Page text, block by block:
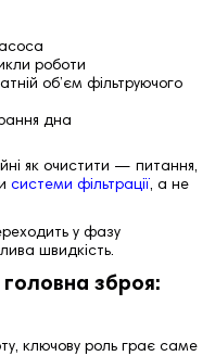
роботи
об’єм фільтруючого
дна
як очистити — питання,
системи фільтрації, а не
у фазу
швидкість.
головна зброя:
ключову роль грає саме